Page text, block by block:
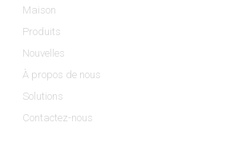
Maison
Produits
Nouvelles
À propos de nous
Solutions
Contactez-nous